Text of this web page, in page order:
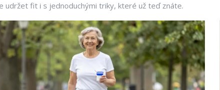
udržet fit i s jednoduchými triky, které už teď znáte.